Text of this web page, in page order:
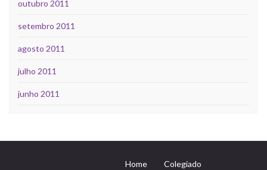
outubro 2011
setembro 2011
agosto 2011
julho 2011
junho 2011
Home Colegiado